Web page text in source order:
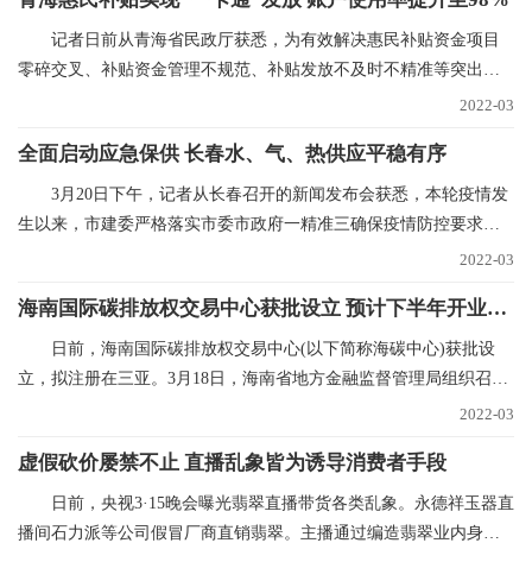
记者日前从青海省民政厅获悉，为有效解决惠民补贴资金项目
零碎交叉、补贴资金管理不规范、补贴发放不及时不精准等突出问
2022-03
全面启动应急保供 长春水、气、热供应平稳有序
3月20日下午，记者从长春召开的新闻发布会获悉，本轮疫情发
生以来，市建委严格落实市委市政府一精准三确保疫情防控要求，
2022-03
海南国际碳排放权交易中心获批设立 预计下半年开业运营
日前，海南国际碳排放权交易中心(以下简称海碳中心)获批设
立，拟注册在三亚。3月18日，海南省地方金融监督管理局组织召开
2022-03
虚假砍价屡禁不止 直播乱象皆为诱导消费者手段
日前，央视3·15晚会曝光翡翠直播带货各类乱象。永德祥玉器直
播间石力派等公司假冒厂商直销翡翠。主播通过编造翡翠业内身